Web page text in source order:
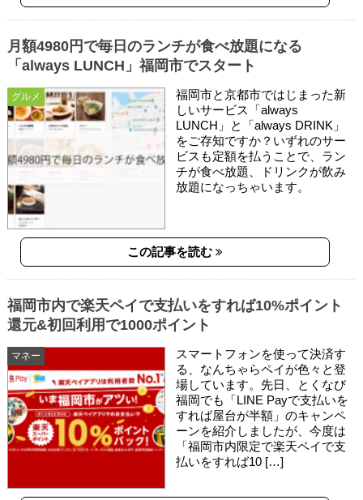
グルメ
月額4980円で毎日のランチが食べ放題になる
「always LUNCH」福岡市でスタート
福岡市と京都市ではじまった新
しいサービス「always
LUNCH」と「always DRINK」
をご存知ですか？いずれのサー
ビスも定額を払うことで、ラン
チが食べ放題、ドリンクが飲み
放題になっちゃいます。
この記事を読む
マネー
福岡市内で楽天ペイで支払いをすれば10%ポイント
還元&初回利用で1000ポイント
スマートフォンを使って決済す
る、なんちゃらペイが色々と登
場しています。先日、とくなび
福岡でも「LINE Payで支払いを
すれば屋台が半額」のキャンペ
ーンを紹介しましたが、今度は
「福岡市内限定で楽天ペイで支
払いをすれば10 […]